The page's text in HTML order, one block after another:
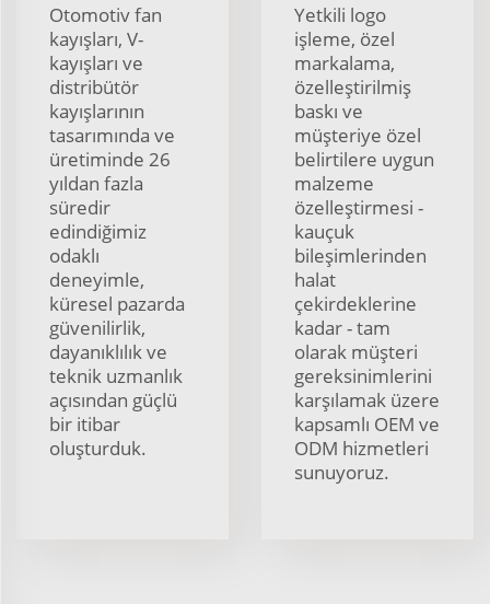
Otomotiv fan
kayışları, V-
kayışları ve
distribütör
kayışlarının
tasarımında ve
üretiminde 26
yıldan fazla
süredir
edindiğimiz
odaklı
deneyimle,
küresel pazarda
güvenilirlik,
dayanıklılık ve
teknik uzmanlık
açısından güçlü
bir itibar
oluşturduk.
Yetkili logo
işleme, özel
markalama,
özelleştirilmiş
baskı ve
müşteriye özel
belirtilere uygun
malzeme
özelleştirmesi -
kauçuk
bileşimlerinden
halat
çekirdeklerine
kadar - tam
olarak müşteri
gereksinimlerini
karşılamak üzere
kapsamlı OEM ve
ODM hizmetleri
sunuyoruz.